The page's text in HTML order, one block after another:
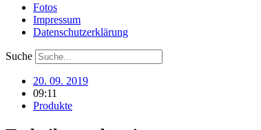
Fotos
Impressum
Datenschutzerklärung
Suche
20. 09. 2019
09:11
Produkte